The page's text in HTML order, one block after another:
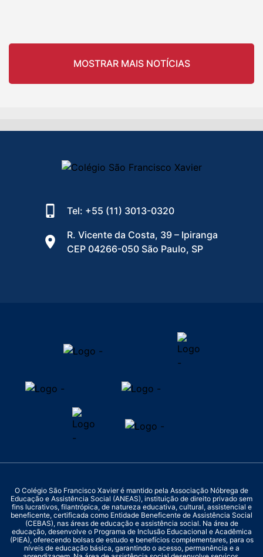
MOSTRAR MAIS NOTÍCIAS
Tel: +55 (11) 3013-0320
R. Vicente da Costa, 39 – Ipiranga
CEP 04266-050 São Paulo, SP
O Colégio São Francisco Xavier é mantido pela Associação Nóbrega de
Educação e Assistência Social (ANEAS), instituição de direito privado sem
fins lucrativos, filantrópica, de natureza educativa, cultural, assistencial e
beneficente, certificada como Entidade Beneficente de Assistência Social
(CEBAS), nas áreas de educação e assistência social. Na área de
educação, desenvolve o Programa de Inclusão Educacional e Acadêmica
(PIEA), oferecendo bolsas de estudo e benefícios complementares, para os
níveis de educação básica, garantindo o acesso, permanência e a